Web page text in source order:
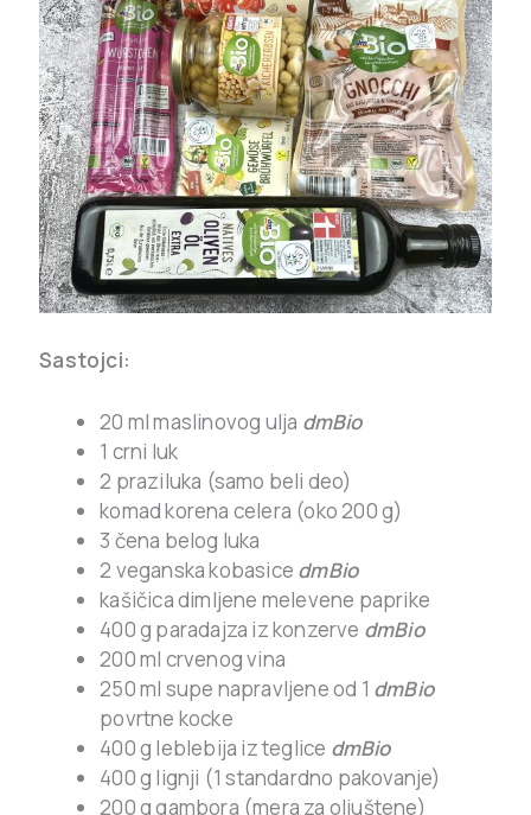
Sastojci:
20 ml maslinovog ulja dmBio
1 crni luk
2 praziluka (samo beli deo)
komad korena celera (oko 200 g)
3 čena belog luka
2 veganska kobasice dmBio
kašičica dimljene melevene paprike
400 g paradajza iz konzerve dmBio
200 ml crvenog vina
250 ml supe napravljene od 1 dmBio
povrtne kocke
400 g leblebija iz teglice dmBio
400 g lignji (1 standardno pakovanje)
200 g gambora (mera za oljuštene)